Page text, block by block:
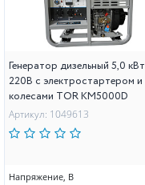
Генератор дизельный 5,0 кВт
220В с электростартером и
колесами TOR KM5000D
Артикул: 1049613
Напряжение, В